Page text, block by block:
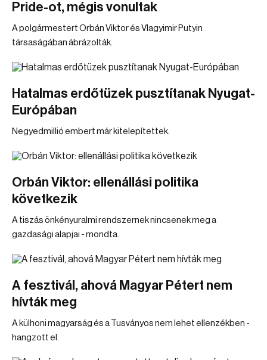
Pride-ot, mégis vonultak
A polgármestert Orbán Viktor és Vlagyimir Putyin
társaságában ábrázolták.
Hatalmas erdőtüzek pusztítanak Nyugat-
Európában
Negyedmillió embert már kitelepítettek.
Orbán Viktor: ellenállási politika
következik
A tiszás önkényuralmi rendszernek nincsenek meg a
gazdasági alapjai - mondta.
A fesztivál, ahová Magyar Pétert nem
hívták meg
A külhoni magyarság és a Tusványos nem lehet ellenzékben -
hangzott el.